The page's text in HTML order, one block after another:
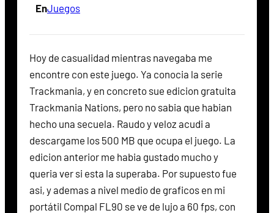
EnJuegos
Hoy de casualidad mientras navegaba me
encontre con este juego. Ya conocia la serie
Trackmania, y en concreto sue edicion gratuita
Trackmania Nations, pero no sabia que habian
hecho una secuela. Raudo y veloz acudi a
descargame los 500 MB que ocupa el juego. La
edicion anterior me habia gustado mucho y
queria ver si esta la superaba. Por supuesto fue
asi, y ademas a nivel medio de graficos en mi
portátil Compal FL90 se ve de lujo a 60 fps, con